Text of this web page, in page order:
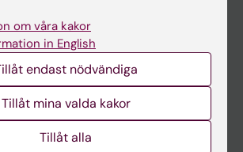
om våra kakor
in English
endast nödvändiga
Tillåt mina valda kakor
Tillåt alla